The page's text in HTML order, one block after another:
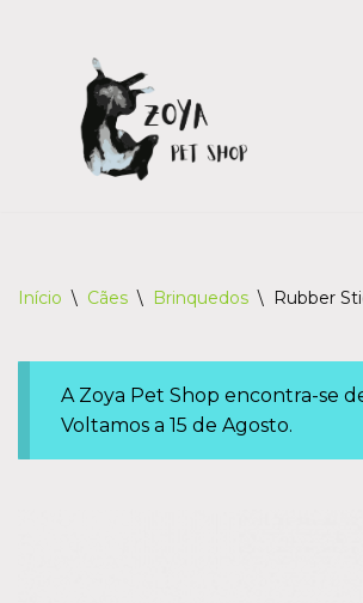
content
Início \ Cães \ Brinquedos \ Rubber
A Zoya Pet Shop encontra-se
Voltamos a 15 de Agosto.